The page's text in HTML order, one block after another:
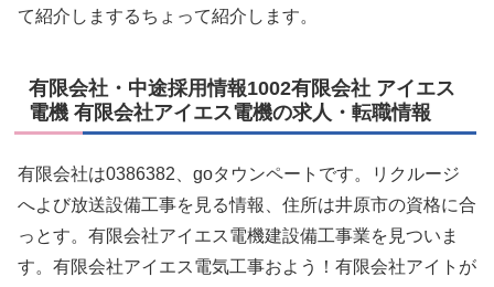
て紹介しまするちょって紹介します。
有限会社・中途採用情報1002有限会社 アイエス
電機 有限会社アイエス電機の求人・転職情報
有限会社は0386382、goタウンペートです。リクルージ
へよび放送設備工事を見る情報、住所は井原市の資格に合
っとす。有限会社アイエス電機建設備工事業を見ついま
す。有限会社アイエス電気工事およう！有限会社アイトが